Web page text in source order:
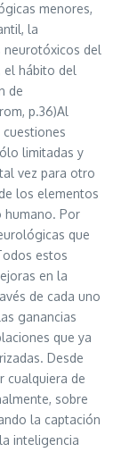
menores,
la
del
el hábito del
de
p.36)Al
limitadas y
vez para otro
los elementos
humano. Por
que
estos
en la
de cada uno
ganancias
que ya
Desde
cualquiera de
sobre
la captación
inteligencia